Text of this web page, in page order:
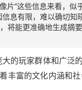
片”这些信息来看，似
息有限，难以确切知
将能更准确地生成摘
的玩家群体和广泛
丰富的文化内涵和